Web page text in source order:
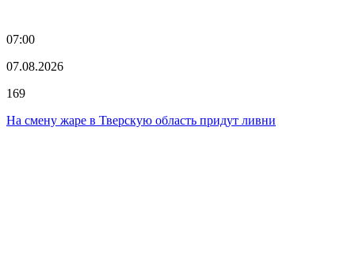
07:00
07.08.2026
169
На смену жаре в Тверскую область придут ливни